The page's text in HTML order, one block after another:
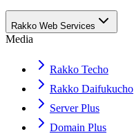
Rakko Web Services
Media
Rakko Techo
Rakko Daifukucho
Server Plus
Domain Plus